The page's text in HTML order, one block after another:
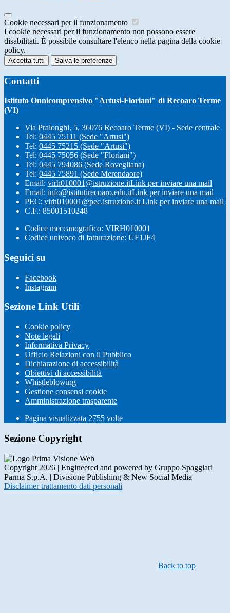
Cookie necessari per il funzionamento
I cookie necessari per il funzionamento non possono essere
disabilitati. È possibile consultare l'elenco nella pagina della cookie
policy.
Accetta tutti Salva le preferenze
Contatti
Istituto Onnicomprensivo "Artusi-Floriani" di Recoaro Terme
(VI)
Via Pralonghi, 5, 36076 Recoaro Terme (VI) - Sede centrale
Tel: 0445 75111 (Sede "Artusi")
Tel: 0445 75215 (Sede "Artusi")
Tel: 0445 75056 (Sede "Floriani")
Tel: 0445 794086 (Sede Rovegliana)
Tel: 0445 75891 (Sede Merendaore)
Email: virh010001@istruzione.itLink per inviare una mail
Email: info@istitutirecoaro.edu.itLink per inviare una mail
PEC: virh010001@pec.istruzione.it Link per inviare una mail
C.F.: 85001510248
Codice meccanografico: VIRH010001
Codice univoco di fatturazione: UF1JF4
Seguici su
Facebook
Instagram
Sezione Link Utili
Cookie policy
Note legali
Informativa Privacy
Ufficio Relazioni con il Pubblico
Dichiarazione di accessibilità
Obiettivi di accessibilità
Whistleblowing
Gestione consensi cookie
Amministrazione trasparente
Pagina visualizzata 2755 volte
Sezione Copyright
Copyright 2026 | Engineered and powered by Gruppo Spaggiari
Parma S.p.A. | Divisione Publishing & New Social Media
Disclaimer trattamento dati personali
Back to top